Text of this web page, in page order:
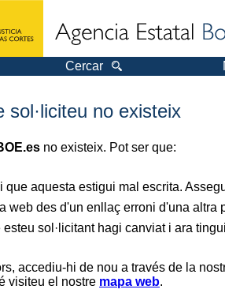
Cercar
no existeix
no existeix. Pot ser que:
aquesta estigui mal escrita.
web des d'un enllaç erroni d'una altra
sol·licitant hagi canviat i ara
accediu-hi de nou a través de la
visiteu el nostre mapa web.